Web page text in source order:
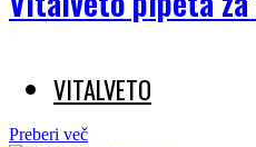
VITALVETO
Preberi več